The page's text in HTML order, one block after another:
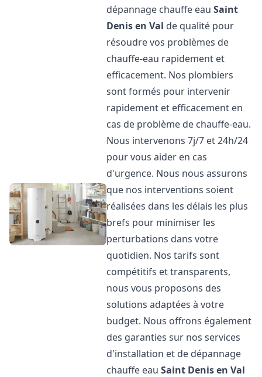
dépannage chauffe eauSaint
Denis en Val de qualité pour
résoudre vos problèmes de
chauffe-eau rapidement et
efficacement. Nos plombiers
sont formés pour intervenir
rapidement et efficacement en
cas de problème de chauffe-eau.
Nous intervenons 7j/7 et 24h/24
pour vous aider en cas
d'urgence. Nous nous assurons
que nos interventions soient
réalisées dans les délais les plus
brefs pour minimiser les
perturbations dans votre
quotidien. Nos tarifs sont
compétitifs et transparents,
nous vous proposons des
solutions adaptées à votre
budget. Nous offrons également
des garanties sur nos services
d'installation et de dépannage
chauffe eauSaint Denis en Val